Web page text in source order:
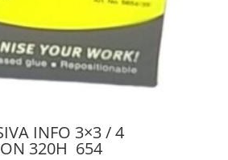
INFO 3×3 / 4
320H 654